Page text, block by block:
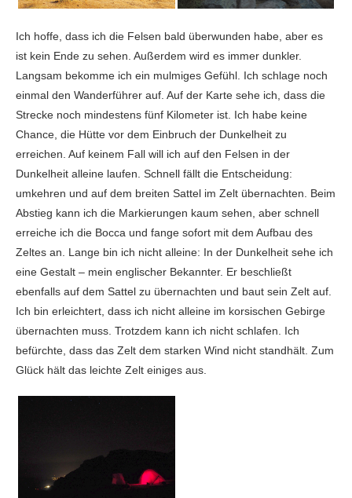
Ich hoffe, dass ich die Felsen bald überwunden habe, aber es
ist kein Ende zu sehen. Außerdem wird es immer dunkler.
Langsam bekomme ich ein mulmiges Gefühl. Ich schlage noch
einmal den Wanderführer auf. Auf der Karte sehe ich, dass die
Strecke noch mindestens fünf Kilometer ist. Ich habe keine
Chance, die Hütte vor dem Einbruch der Dunkelheit zu
erreichen. Auf keinem Fall will ich auf den Felsen in der
Dunkelheit alleine laufen. Schnell fällt die Entscheidung:
umkehren und auf dem breiten Sattel im Zelt übernachten. Beim
Abstieg kann ich die Markierungen kaum sehen, aber schnell
erreiche ich die Bocca und fange sofort mit dem Aufbau des
Zeltes an. Lange bin ich nicht alleine: In der Dunkelheit sehe ich
eine Gestalt – mein englischer Bekannter. Er beschließt
ebenfalls auf dem Sattel zu übernachten und baut sein Zelt auf.
Ich bin erleichtert, dass ich nicht alleine im korsischen Gebirge
übernachten muss. Trotzdem kann ich nicht schlafen. Ich
befürchte, dass das Zelt dem starken Wind nicht standhält. Zum
Glück hält das leichte Zelt einiges aus.